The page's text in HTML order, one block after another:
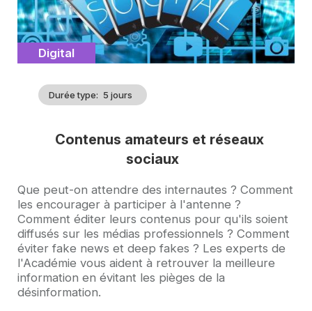
Catégorie
Digital
Durée type 5 jours
Contenus amateurs et réseaux
sociaux
Accroche
Que peut-on attendre des internautes ? Comment
les encourager à participer à l'antenne ?
Comment éditer leurs contenus pour qu'ils soient
diffusés sur les médias professionnels ? Comment
éviter fake news et deep fakes ? Les experts de
l'Académie vous aident à retrouver la meilleure
information en évitant les pièges de la
désinformation.